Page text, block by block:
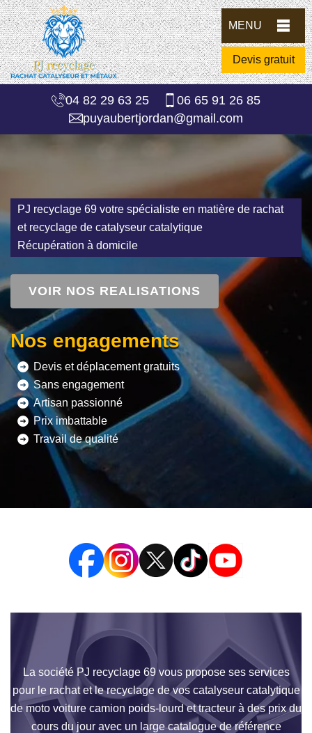
MENU
Devis gratuit
04 82 29 63 25
06 65 91 26 85
puyaubertjordan@gmail.com
PJ recyclage 69 votre spécialiste en matière de rachat
et recyclage de catalyseur catalytique
Récupération à domicile
VOIR NOS REALISATIONS
Nos engagements
Devis et déplacement gratuits
Sans engagement
Artisan passionné
Prix imbattable
Travail de qualité
La société PJ recyclage 69 vous propose ses services
pour le rachat et le recyclage de vos catalyseur catalytique
de moto voiture camion poids-lourd et tracteur à des prix du
cours du jour avec un large catalogue de référence